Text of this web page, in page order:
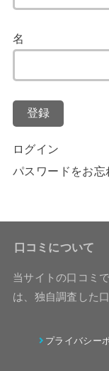
名
登録
ログイン
パスワードをお忘
口コミについて
当サイトの口コミ
は、独自調査した
プライバシー